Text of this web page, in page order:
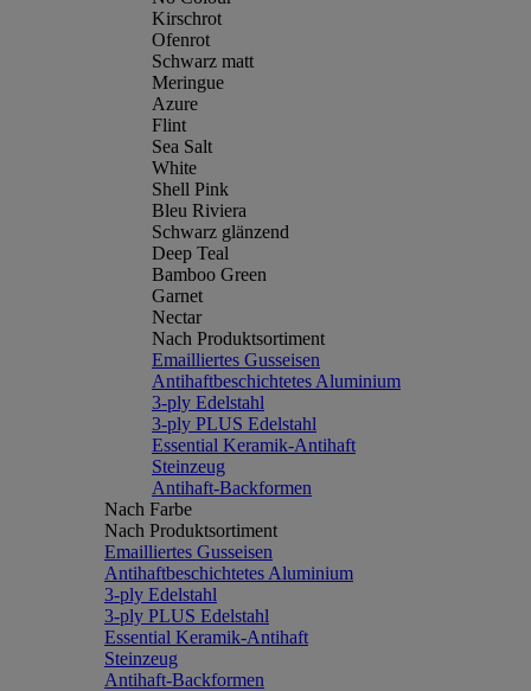
Kirschrot
Ofenrot
Schwarz matt
Meringue
Azure
Flint
Sea Salt
White
Shell Pink
Bleu Riviera
Schwarz glänzend
Deep Teal
Bamboo Green
Garnet
Nectar
Nach Produktsortiment
Emailliertes Gusseisen
Antihaftbeschichtetes Aluminium
3-ply Edelstahl
3-ply PLUS Edelstahl
Essential Keramik-Antihaft
Steinzeug
Antihaft-Backformen
Nach Farbe
Nach Produktsortiment
Emailliertes Gusseisen
Antihaftbeschichtetes Aluminium
3-ply Edelstahl
3-ply PLUS Edelstahl
Essential Keramik-Antihaft
Steinzeug
Antihaft-Backformen